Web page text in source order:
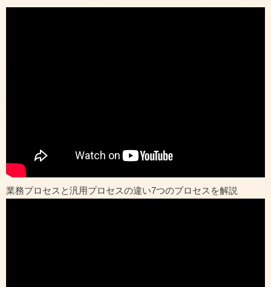
業務プロセスと汎用プロセスの違い7つのプロセスを解説